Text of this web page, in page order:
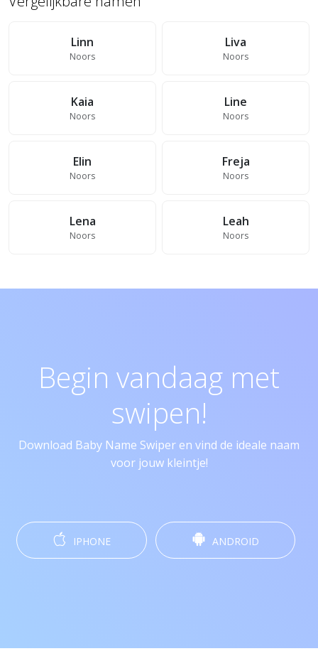
Linn
Noors
Liva
Noors
Kaia
Noors
Line
Noors
Elin
Noors
Freja
Noors
Lena
Noors
Leah
Noors
Begin vandaag met
swipen!
Download Baby Name Swiper en vind de ideale naam
voor jouw kleintje!
IPHONE ANDROID